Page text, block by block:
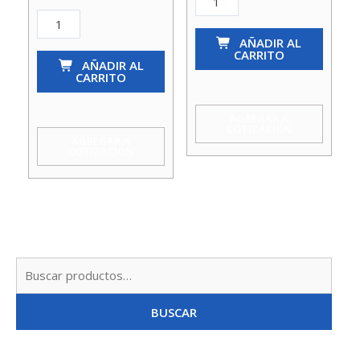
Abrazadera
Reforzada
T515
96.8)
cantidad
AÑADIR AL
CARRITO
Reforzada
T506
cantidad
AÑADIR AL
CARRITO
BUSCAR